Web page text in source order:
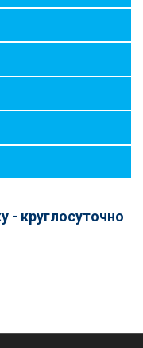
- круглосуточно